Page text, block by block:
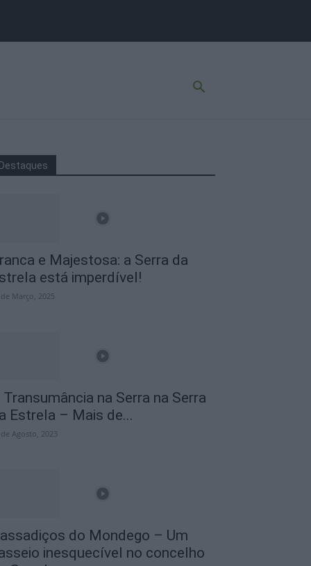
e Majestosa: a Serra da
está imperdível!
Março, 2025
Transumância na Serra na Serra
Estrela – Mais de...
Agosto, 2023
do Mondego – Um
inesquecível no concelho